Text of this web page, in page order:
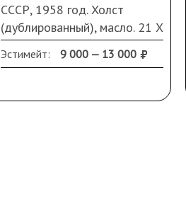
СССР, 1958 год. Холст
(дублированный), масло. 21 Х
15 см. В раме.
Эстимейт: 9 000 — 13 000